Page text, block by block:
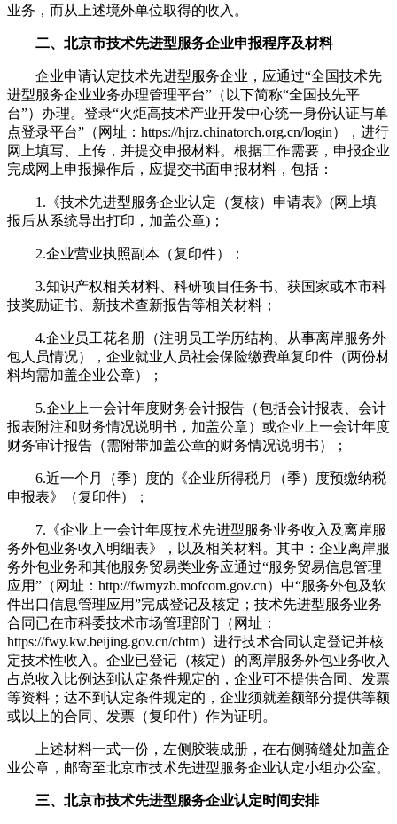
业务，而从上述境外单位取得的收入。
二、北京市技术先进型服务企业申报程序及材料
企业申请认定技术先进型服务企业，应通过“全国技术先
进型服务企业业务办理管理平台”（以下简称“全国技先平
台”）办理。登录“火炬高技术产业开发中心统一身份认证与单
点登录平台”（网址：https://hjrz.chinatorch.org.cn/login），进行
网上填写、上传，并提交申报材料。根据工作需要，申报企业
完成网上申报操作后，应提交书面申报材料，包括：
1.《技术先进型服务企业认定（复核）申请表》(网上填
报后从系统导出打印，加盖公章)；
2.企业营业执照副本（复印件）；
3.知识产权相关材料、科研项目任务书、获国家或本市科
技奖励证书、新技术查新报告等相关材料；
4.企业员工花名册（注明员工学历结构、从事离岸服务外
包人员情况），企业就业人员社会保险缴费单复印件（两份材
料均需加盖企业公章）；
5.企业上一会计年度财务会计报告（包括会计报表、会计
报表附注和财务情况说明书，加盖公章）或企业上一会计年度
财务审计报告（需附带加盖公章的财务情况说明书）；
6.近一个月（季）度的《企业所得税月（季）度预缴纳税
申报表》（复印件）；
7.《企业上一会计年度技术先进型服务业务收入及离岸服
务外包业务收入明细表》，以及相关材料。其中：企业离岸服
务外包业务和其他服务贸易类业务应通过“服务贸易信息管理
应用”（网址：http://fwmyzb.mofcom.gov.cn）中“服务外包及软
件出口信息管理应用”完成登记及核定；技术先进型服务业务
合同已在市科委技术市场管理部门（网址：
https://fwy.kw.beijing.gov.cn/cbtm）进行技术合同认定登记并核
定技术性收入。企业已登记（核定）的离岸服务外包业务收入
占总收入比例达到认定条件规定的，企业可不提供合同、发票
等资料；达不到认定条件规定的，企业须就差额部分提供等额
或以上的合同、发票（复印件）作为证明。
上述材料一式一份，左侧胶装成册，在右侧骑缝处加盖企
业公章，邮寄至北京市技术先进型服务企业认定小组办公室。
三、北京市技术先进型服务企业认定时间安排